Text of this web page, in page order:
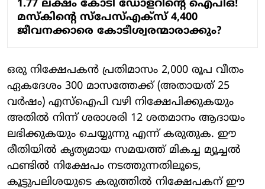
1.77 ലക്ഷം കോടി ഡോളറിന്റെ ഐപിഒ!
മസ്‌കിന്റെ സ്പേസ്എക്സ് 4,400
ജീവനക്കാരെ കോടീശ്വരന്മാരാക്കും?
ഒരു നിക്ഷേപകന്‍ പ്രതിമാസം 2,000 രൂപ വീതം
ഏകദേശം 300 മാസത്തേക്ക് (അതായത് 25
വര്‍ഷം) എസ്‌ഐപി വഴി നിക്ഷേപിക്കുകയും
അതില്‍ നിന്ന് ശരാശരി 12 ശതമാനം ആദായം
ലഭിക്കുകയും ചെയ്യുന്നു എന്ന് കരുതുക. ഈ
രീതിയില്‍ കൃത്യമായ സമയത്ത് മികച്ച മ്യൂച്ചല്‍
ഫണ്ടില്‍ നിക്ഷേപം നടത്തുന്നതിലൂടെ,
കൂട്ടുപലിശയുടെ കരുത്തില്‍ നിക്ഷേപകന് ഈ